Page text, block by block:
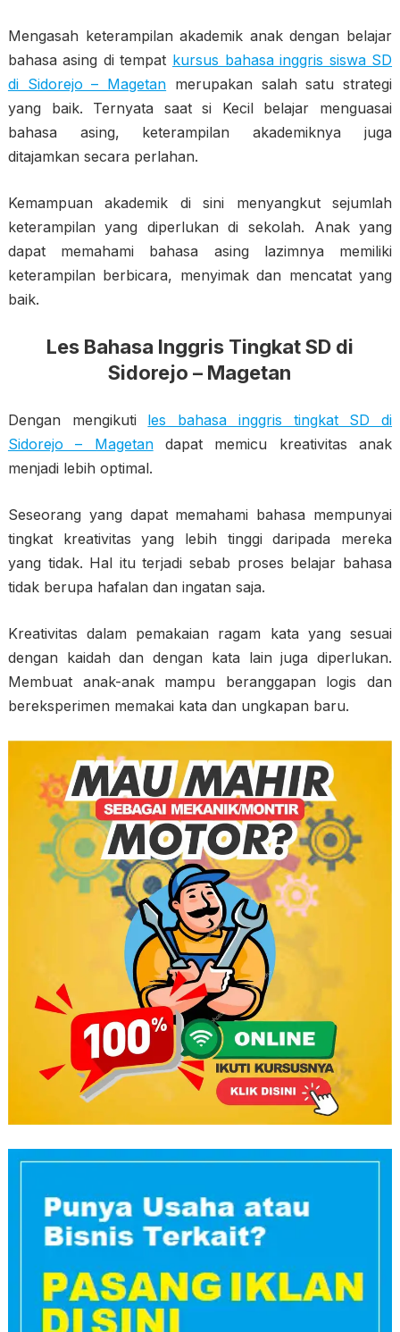
Mengasah keterampilan akademik anak dengan belajar
bahasa asing di tempat kursus bahasa inggris siswa SD
di Sidorejo – Magetan merupakan salah satu strategi
yang baik. Ternyata saat si Kecil belajar menguasai
bahasa asing, keterampilan akademiknya juga
ditajamkan secara perlahan.
Kemampuan akademik di sini menyangkut sejumlah
keterampilan yang diperlukan di sekolah. Anak yang
dapat memahami bahasa asing lazimnya memiliki
keterampilan berbicara, menyimak dan mencatat yang
baik.
Les Bahasa Inggris Tingkat SD di
Sidorejo – Magetan
Dengan mengikuti les bahasa inggris tingkat SD di
Sidorejo – Magetandapat memicu kreativitas anak
menjadi lebih optimal.
Seseorang yang dapat memahami bahasa mempunyai
tingkat kreativitas yang lebih tinggi daripada mereka
yang tidak. Hal itu terjadi sebab proses belajar bahasa
tidak berupa hafalan dan ingatan saja.
Kreativitas dalam pemakaian ragam kata yang sesuai
dengan kaidah dan dengan kata lain juga diperlukan.
Membuat anak-anak mampu beranggapan logis dan
bereksperimen memakai kata dan ungkapan baru.